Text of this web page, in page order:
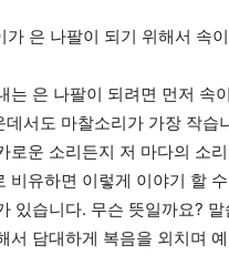
은 나팔이 되기 위해서 속
는 은 나팔이 되려면 먼저 속
데서도 마찰소리가 가장 작
로운 소리든지 저 마다의 소
비유하면 이렇게 이야기 할
있습니다. 무슨 뜻일까요?
서 담대하게 복음을 외치며